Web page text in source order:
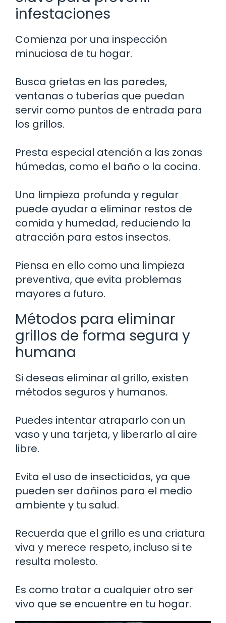
infestaciones
Comienza por una inspección
minuciosa de tu hogar.
Busca grietas en las paredes,
ventanas o tuberías que puedan
servir como puntos de entrada para
los grillos.
Presta especial atención a las zonas
húmedas, como el baño o la cocina.
Una limpieza profunda y regular
puede ayudar a eliminar restos de
comida y humedad, reduciendo la
atracción para estos insectos.
Piensa en ello como una limpieza
preventiva, que evita problemas
mayores a futuro.
Métodos para eliminar
grillos de forma segura y
humana
Si deseas eliminar al grillo, existen
métodos seguros y humanos.
Puedes intentar atraparlo con un
vaso y una tarjeta, y liberarlo al aire
libre.
Evita el uso de insecticidas, ya que
pueden ser dañinos para el medio
ambiente y tu salud.
Recuerda que el grillo es una criatura
viva y merece respeto, incluso si te
resulta molesto.
Es como tratar a cualquier otro ser
vivo que se encuentre en tu hogar.